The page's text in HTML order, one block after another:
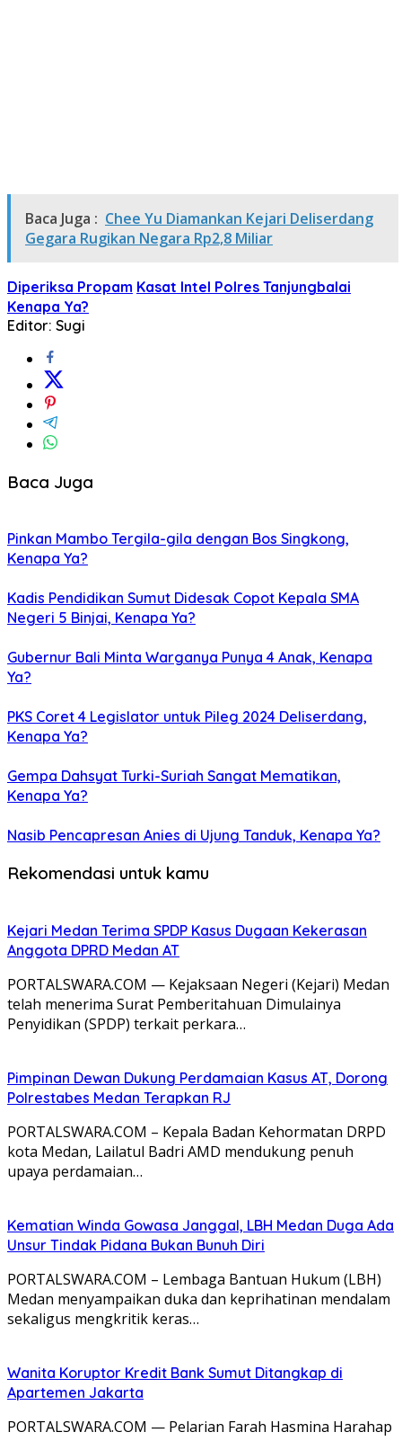
Baca Juga : Chee Yu Diamankan Kejari Deliserdang
Gegara Rugikan Negara Rp2,8 Miliar
Diperiksa Propam Kasat Intel Polres Tanjungbalai
Kenapa Ya?
Editor: Sugi
Baca Juga
Pinkan Mambo Tergila-gila dengan Bos Singkong,
Kenapa Ya?
Kadis Pendidikan Sumut Didesak Copot Kepala SMA
Negeri 5 Binjai, Kenapa Ya?
Gubernur Bali Minta Warganya Punya 4 Anak, Kenapa
Ya?
PKS Coret 4 Legislator untuk Pileg 2024 Deliserdang,
Kenapa Ya?
Gempa Dahsyat Turki-Suriah Sangat Mematikan,
Kenapa Ya?
Nasib Pencapresan Anies di Ujung Tanduk, Kenapa Ya?
Rekomendasi untuk kamu
Kejari Medan Terima SPDP Kasus Dugaan Kekerasan
Anggota DPRD Medan AT
PORTALSWARA.COM — Kejaksaan Negeri (Kejari) Medan
telah menerima Surat Pemberitahuan Dimulainya
Penyidikan (SPDP) terkait perkara…
Pimpinan Dewan Dukung Perdamaian Kasus AT, Dorong
Polrestabes Medan Terapkan RJ
PORTALSWARA.COM – Kepala Badan Kehormatan DRPD
kota Medan, Lailatul Badri AMD mendukung penuh
upaya perdamaian…
Kematian Winda Gowasa Janggal, LBH Medan Duga Ada
Unsur Tindak Pidana Bukan Bunuh Diri
PORTALSWARA.COM – Lembaga Bantuan Hukum (LBH)
Medan menyampaikan duka dan keprihatinan mendalam
sekaligus mengkritik keras…
Wanita Koruptor Kredit Bank Sumut Ditangkap di
Apartemen Jakarta
PORTALSWARA.COM — Pelarian Farah Hasmina Harahap